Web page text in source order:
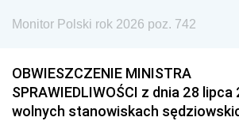
Monitor Polski rok 2026 poz. 742
OBWIESZCZENIE MINISTRA
SPRAWIEDLIWOŚCI z dnia 28 lipca
wolnych stanowiskach